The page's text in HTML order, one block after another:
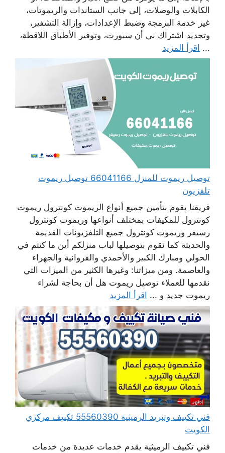
الكابلات والوصلات، إلى جانب الستاندات والريموتات،
غير خدمة البرمجة وضبط الإعدادات، وإزالة التشفير،
وتجديد اشتراك بي أن سبورت، وتوفير الأطباق اللاقطة،
... اقرأ المزيد
توصيل ريموت للمنزل 66041166 توصيل ريموت
تلفزيون
فريقنا يقوم بتأمين جميع أنواع الريموت كونترول ريموت
كونترول للمكيفات بمختلف أنواعها وريموت كونترول
رسيفر وريموت كونترول جميع التلفزيونات القديمة
والحديثة كما نقوم بتوصيلها لباب منزلكم أين ما كنتم في
الحولي ومبارك الكبير والأحمدي والفروانية والجهراء
والعاصمة. ومن ميزاتنا: وغيرها الكثير من الميزات التي
نقدمها للعملاء توصيل ريموت هل أن بحاجة لشراء
ريموت جديد و ... اقرأ المزيد
فني تكييف وتبريد الرميثية 55560390 تكييف مركزي
الكويت
فني تكييف الرميثية يقدم خدمات عديدة من خدمات